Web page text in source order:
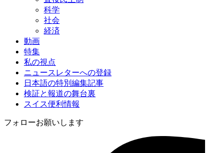
科学
社会
経済
動画
特集
私の視点
ニュースレターへの登録
日本語の特別編集記事
検証と報道の舞台裏
スイス便利情報
フォローお願いします